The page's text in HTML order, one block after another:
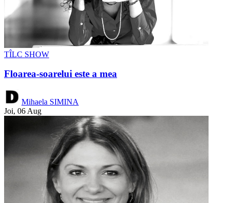
TÎLC SHOW
Floarea-soarelui este a mea
Mihaela SIMINA
Joi, 06 Aug